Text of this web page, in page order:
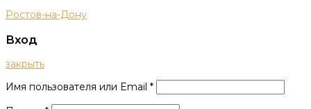
Ростов-на-Дону
Вход
закрыть
Имя пользователя или Email *